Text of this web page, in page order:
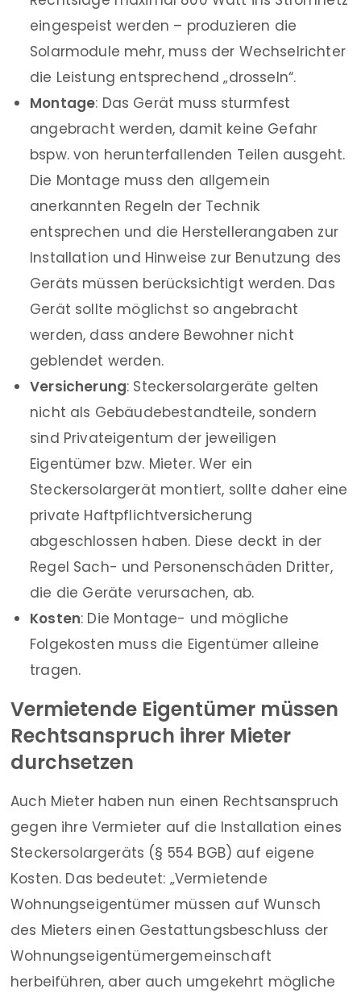
eingespeist werden – produzieren die
Solarmodule mehr, muss der Wechselrichter
die Leistung entsprechend „drosseln“.
Montage: Das Gerät muss sturmfest
angebracht werden, damit keine Gefahr
bspw. von herunterfallenden Teilen ausgeht.
Die Montage muss den allgemein
anerkannten Regeln der Technik
entsprechen und die Herstellerangaben zur
Installation und Hinweise zur Benutzung des
Geräts müssen berücksichtigt werden. Das
Gerät sollte möglichst so angebracht
werden, dass andere Bewohner nicht
geblendet werden.
Versicherung: Steckersolargeräte gelten
nicht als Gebäudebestandteile, sondern
sind Privateigentum der jeweiligen
Eigentümer bzw. Mieter. Wer ein
Steckersolargerät montiert, sollte daher eine
private Haftpflichtversicherung
abgeschlossen haben. Diese deckt in der
Regel Sach- und Personenschäden Dritter,
die die Geräte verursachen, ab.
Kosten: Die Montage- und mögliche
Folgekosten muss die Eigentümer alleine
tragen.
Vermietende Eigentümer müssen
Rechtsanspruch ihrer Mieter
durchsetzen
Auch Mieter haben nun einen Rechtsanspruch
gegen ihre Vermieter auf die Installation eines
Steckersolargeräts (§ 554 BGB) auf eigene
Kosten. Das bedeutet: „Vermietende
Wohnungseigentümer müssen auf Wunsch
des Mieters einen Gestattungsbeschluss der
Wohnungseigentümergemeinschaft
herbeiführen, aber auch umgekehrt mögliche